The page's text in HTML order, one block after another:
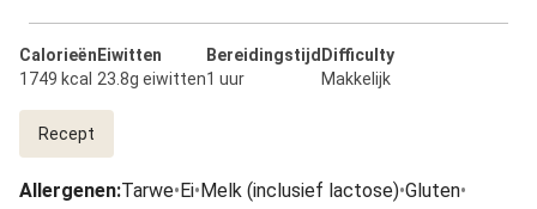
Calorieën
1749 kcal
Eiwitten
23.8g eiwitten
Bereidingstijd
1 uur
Difficulty
Makkelijk
Recept
Allergenen:Tarwe•Ei•Melk (inclusief lactose)•Gluten•